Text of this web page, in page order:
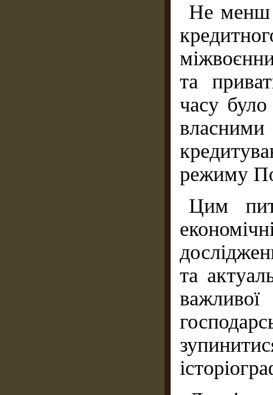
Не менш
та
часу
режиму
Цим
та